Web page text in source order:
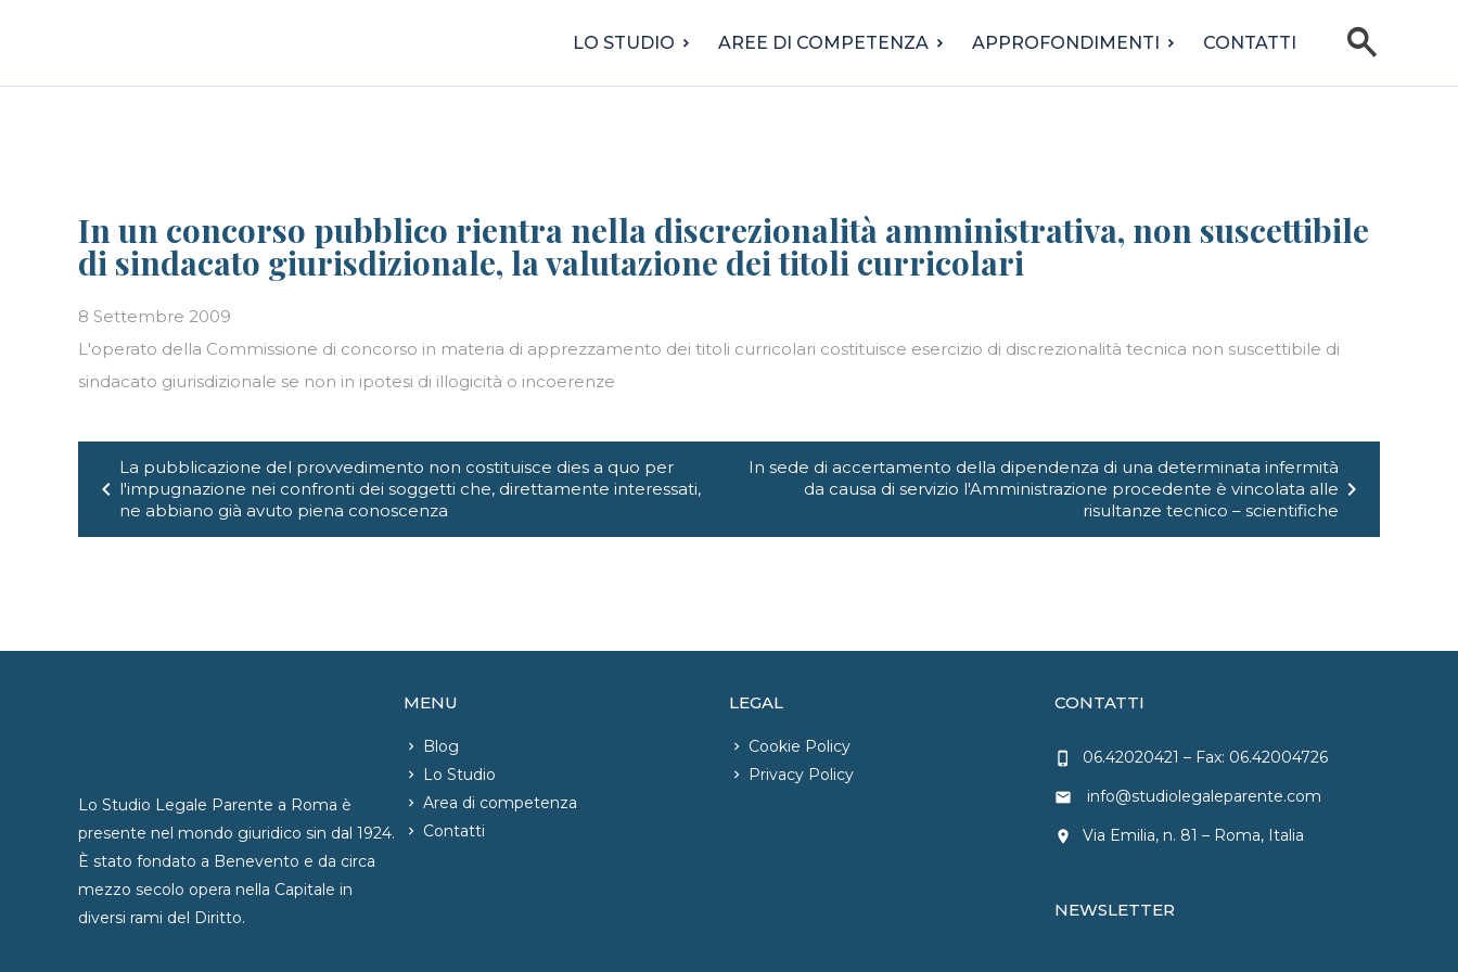
LO STUDIO AREE DI COMPETENZA APPROFONDIMENTI CONTATTI search
In un concorso pubblico rientra nella discrezionalità amministrativa, non suscettibile
di sindacato giurisdizionale, la valutazione dei titoli curricolari
8 Settembre 2009
L'operato della Commissione di concorso in materia di apprezzamento dei titoli curricolari costituisce esercizio di discrezionalità tecnica non suscettibile di
sindacato giurisdizionale se non in ipotesi di illogicità o incoerenze
Navigazione
chevron_left
La pubblicazione del provvedimento non costituisce dies a quo per
l'impugnazione nei confronti dei soggetti che, direttamente interessati,
ne abbiano già avuto piena conoscenza
In sede di accertamento della dipendenza di una determinata infermità
da causa di servizio l'Amministrazione procedente è vincolata alle
risultanze tecnico – scientifiche
chevron_right
Lo Studio Legale Parente a Roma è
presente nel mondo giuridico sin dal 1924.
È stato fondato a Benevento e da circa
mezzo secolo opera nella Capitale in
diversi rami del Diritto.
MENU
Blog
Lo Studio
Area di competenza
Contatti
LEGAL
Cookie Policy
Privacy Policy
CONTATTI
phone_iphone 06.42020421 – Fax: 06.42004726
email info@studiolegaleparente.com
location_on Via Emilia, n. 81 – Roma, Italia
NEWSLETTER